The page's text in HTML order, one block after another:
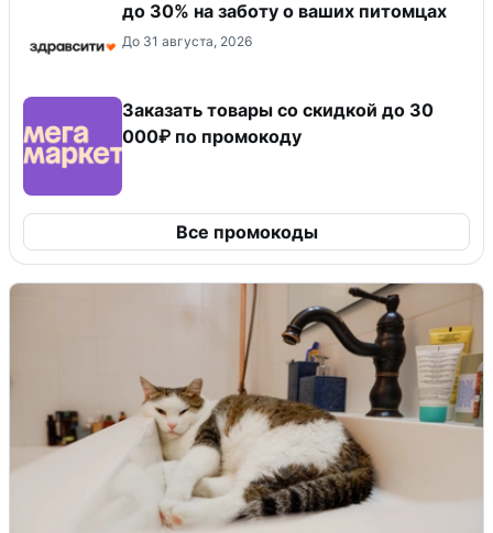
до 30% на заботу о ваших питомцах
До 31 августа, 2026
Заказать товары со скидкой до 30
000₽ по промокоду
Все промокоды